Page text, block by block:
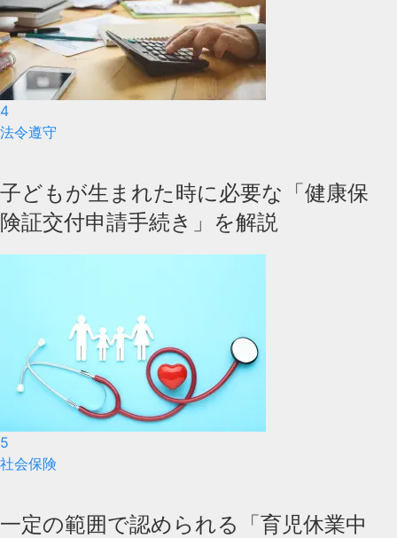
4
法令遵守
子どもが生まれた時に必要な「健康保
険証交付申請手続き」を解説
5
社会保険
一定の範囲で認められる「育児休業中